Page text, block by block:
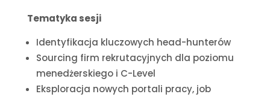
Tematyka sesji
Identyfikacja kluczowych head-hunterów
Sourcing firm rekrutacyjnych dla poziomu
menedżerskiego i C-Level
Eksploracja nowych portali pracy, job